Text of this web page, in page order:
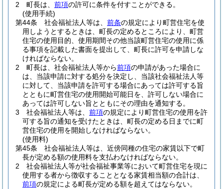
2
町長は、 前項の許可に条件を付すことができる。
(使用手続)
第44条
社会福祉法人等は、 前条の規定により町営住宅を使
用しようとするときは、町長の定めるところにより、町営
住宅の使用目的、使用期間その他当該町営住宅の使用に係
る事項を記載した書面を提出して、町長に許可を申請しな
ければならない。
2
町長は、社会福祉法人等から前項の申請があった場合に
は、当該申請に対する処分を決定し、当該社会福祉法人等
に対して、当該申請を許可する場合にあっては許可する旨
とともに町営住宅の使用開始可能日を、許可しない場合に
あっては許可しない旨とともにその理由を通知する。
3
社会福祉法人等は、 前項の規定により町営住宅の使用を許
可する旨の通知を受けたときは、町長の定める日までに町
営住宅の使用を開始しなければならない。
(使用料)
第45条
社会福祉法人等は、近傍同種の住宅の家賃以下で町
長が定める額の使用料を支払わなければならない。
2
社会福祉法人等が社会福祉事業等において町営住宅を現に
使用する者から徴収することとなる家賃相当額の合計は、
前項の規定による町長が定める額を超えてはならない。